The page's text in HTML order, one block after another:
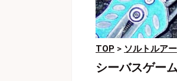
TOP > ソルトルアー
シーバスゲー